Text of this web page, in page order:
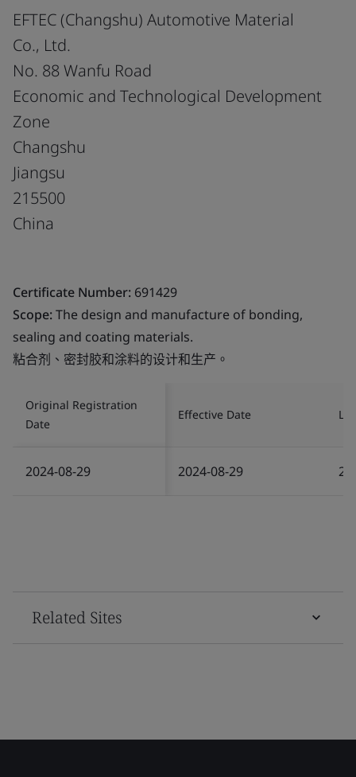
EFTEC (Changshu) Automotive Material
Co., Ltd.
No. 88 Wanfu Road
Economic and Technological Development
Zone
Changshu
Jiangsu
215500
China
Certificate Number: 691429
Scope:The design and manufacture of bonding,
sealing and coating materials.
粘合剂、密封胶和涂料的设计和生产。
Original Registration
Date
Effective Date
2024-08-29 2024-08-29
Related Sites